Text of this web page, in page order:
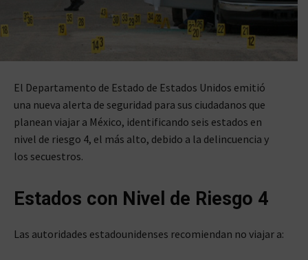
El Departamento de Estado de Estados Unidos emitió
una nueva alerta de seguridad para sus ciudadanos que
planean viajar a México, identificando seis estados en
nivel de riesgo 4, el más alto, debido a la delincuencia y
los secuestros.
Estados con Nivel de Riesgo 4
Las autoridades estadounidenses recomiendan no viajar a: